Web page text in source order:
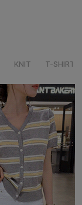
KNIT T-SHIRT